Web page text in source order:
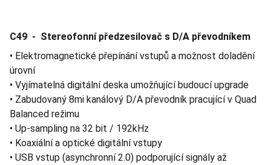
C49 - Stereofonní předzesilovač s D/A převodníkem
• Elektromagnetické přepínání vstupů a možnost doladění
úrovní
• Vyjímatelná digitální deska umožňující budoucí upgrade
• Zabudovaný 8mi kanálový D/A převodník pracující v Quad
Balanced režimu
• Up-sampling na 32 bit / 192kHz
• Koaxiální a optické digitální vstupy
• USB vstup (asynchronní 2.0) podporující signály až